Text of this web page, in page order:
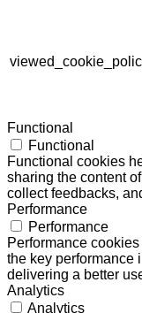
Functional
Functional
Functional cookies
sharing the content
collect feedbacks,
Performance
Performance
Performance
the key performance
delivering a better
Analytics
Analytics